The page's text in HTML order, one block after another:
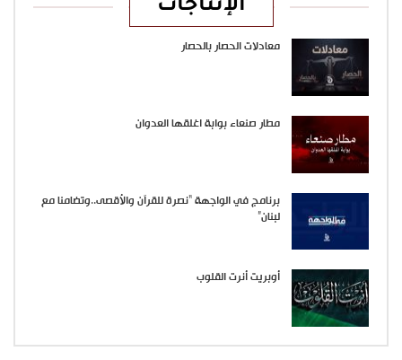
الإنتاجات
معادلات الحصار بالحصار
مطار صنعاء بوابة اغلقها العدوان
برنامج في الواجهة “نصرة للقرآن والأقصى..وتضامنا مع
لبنان”
أوبريت أنرت القلوب